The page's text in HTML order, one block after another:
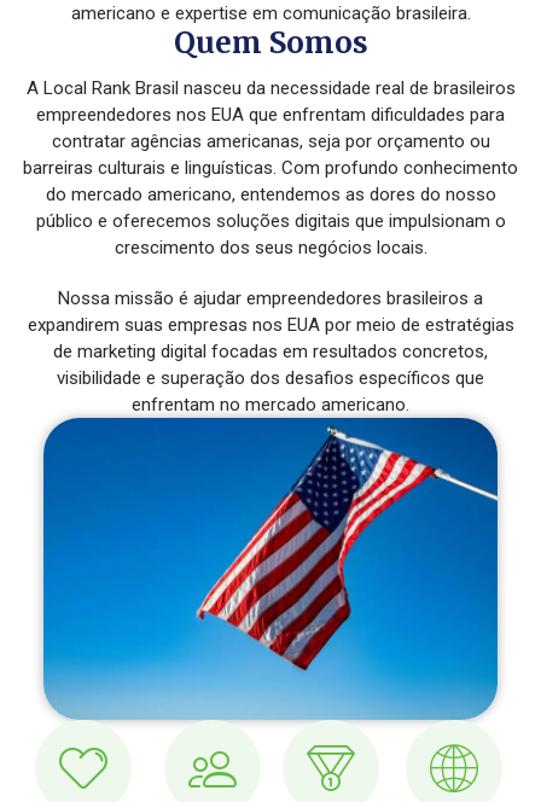
americano e expertise em comunicação brasileira.
Quem Somos
A Local Rank Brasil nasceu da necessidade real de brasileiros
empreendedores nos EUA que enfrentam dificuldades para
contratar agências americanas, seja por orçamento ou
barreiras culturais e linguísticas. Com profundo conhecimento
do mercado americano, entendemos as dores do nosso
público e oferecemos soluções digitais que impulsionam o
crescimento dos seus negócios locais.
Nossa missão é ajudar empreendedores brasileiros a
expandirem suas empresas nos EUA por meio de estratégias
de marketing digital focadas em resultados concretos,
visibilidade e superação dos desafios específicos que
enfrentam no mercado americano.